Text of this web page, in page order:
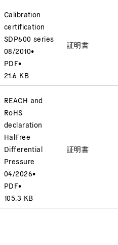
Calibration
certification
SDP600 series
08/2010•
PDF•
21.6 KB
証明書
REACH and
RoHS
declaration
HalFree
Differential
Pressure
04/2026•
PDF•
105.3 KB
証明書